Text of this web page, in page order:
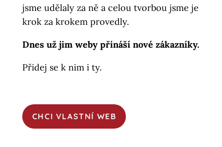
jsme udělaly za ně a celou tvorbou jsme je
krok za krokem provedly.
Dnes už jim weby přináší nové zákazníky.
Přidej se k nim i ty.
CHCI VLASTNÍ WEB